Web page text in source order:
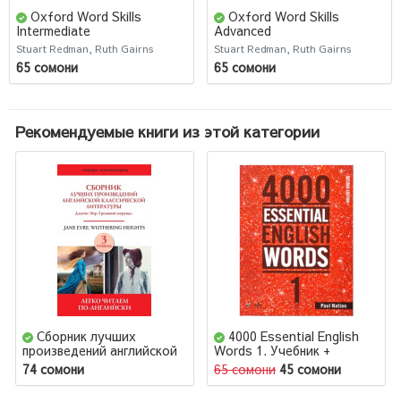
Oxford Word Skills
Intermediate
Stuart Redman, Ruth Gairns
65 сомони
Oxford Word Skills
Advanced
Stuart Redman, Ruth Gairns
65 сомони
Рекомендуемые книги из этой категории
Сборник лучших
произведений английской
классической литературы.
Джейн Эйр. Грозовой
74 сомони
4000 Essential English
Words 1. Учебник +
CD/DVD
65 сомони 45 сомони